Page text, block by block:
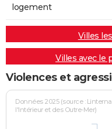
logement
Villes
Villes avec le
Violences et
Données 2025 (source :
l'Intérieur et des Outre-Mer)